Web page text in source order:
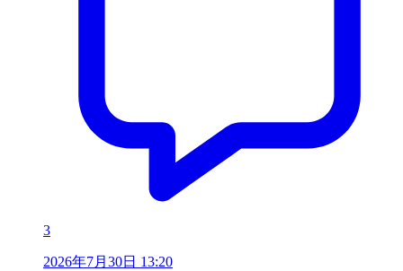
3
2026年7月30日 13:20